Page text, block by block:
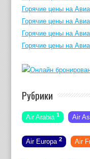
Горячие цены на
Горячие цены на
Горячие цены на
Горячие цены на
Рубрики
Air Arabia 1 Air
Air Europa 2 Air